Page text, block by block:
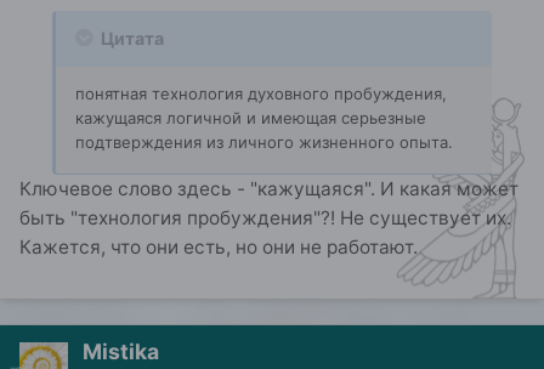
Цитата
понятная технология духовного пробуждения,
кажущаяся логичной и имеющая серьезные
подтверждения из личного жизненного опыта.
Ключевое слово здесь - "кажущаяся". И какая может
быть "технология пробуждения"?! Не существует их.
Кажется, что они есть, но они не работают.
Mistika